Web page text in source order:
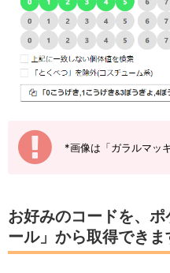
*画像は「ガラルマッ
お好みのコードを、
ール」から取得できま